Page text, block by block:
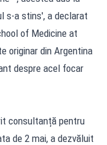
s-a stins', a declarat
of Medicine at
originar din Argentina
despre acel focar
consultanță pentru
de 2 mai, a dezvăluit